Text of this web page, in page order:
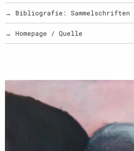
→ Bibliografie: Sammelschriften
→ Homepage / Quelle